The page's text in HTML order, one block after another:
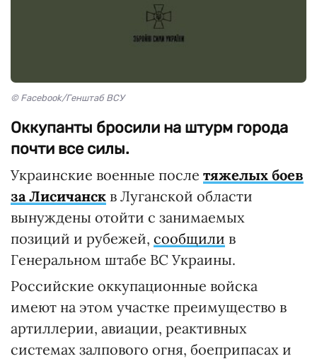
© Facebook/Генштаб ВСУ
Оккупанты бросили на штурм города
почти все силы.
Украинские военные после тяжелых боев
за Лисичанск в Луганской области
вынуждены отойти с занимаемых
позиций и рубежей, сообщили в
Генеральном штабе ВС Украины.
Российские оккупационные войска
имеют на этом участке преимущество в
артиллерии, авиации, реактивных
системах залпового огня, боеприпасах и